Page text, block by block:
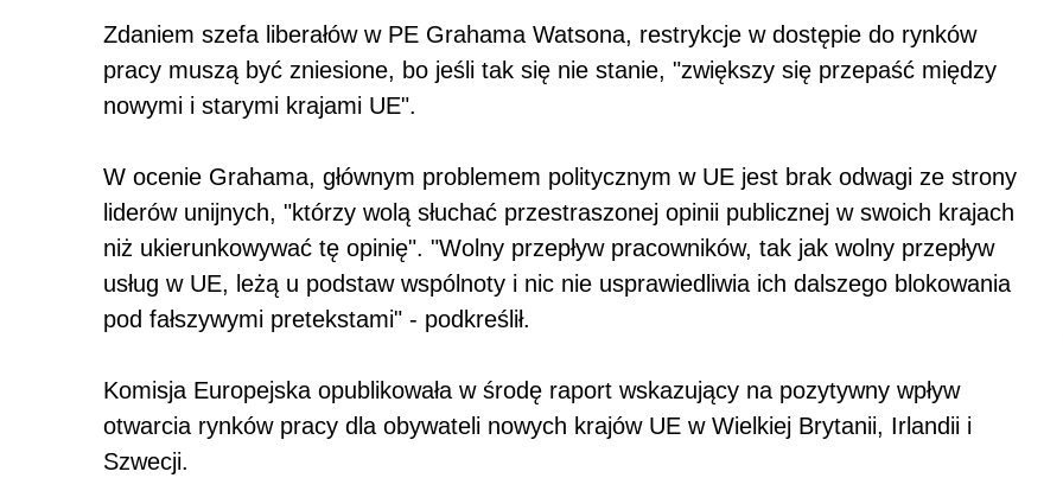
Zdaniem szefa liberałów w PE Grahama Watsona, restrykcje w dostępie do rynków
pracy muszą być zniesione, bo jeśli tak się nie stanie, "zwiększy się przepaść między
nowymi i starymi krajami UE".
W ocenie Grahama, głównym problemem politycznym w UE jest brak odwagi ze strony
liderów unijnych, "którzy wolą słuchać przestraszonej opinii publicznej w swoich krajach
niż ukierunkowywać tę opinię". "Wolny przepływ pracowników, tak jak wolny przepływ
usług w UE, leżą u podstaw wspólnoty i nic nie usprawiedliwia ich dalszego blokowania
pod fałszywymi pretekstami" - podkreślił.
Komisja Europejska opublikowała w środę raport wskazujący na pozytywny wpływ
otwarcia rynków pracy dla obywateli nowych krajów UE w Wielkiej Brytanii, Irlandii i
Szwecji.